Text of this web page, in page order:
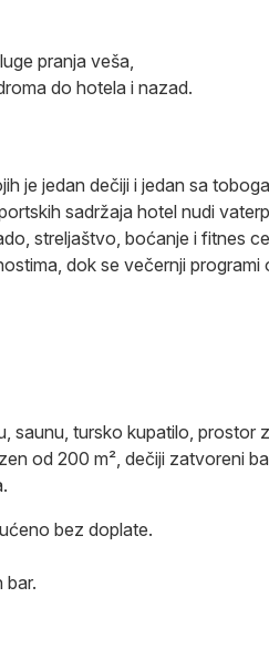
pranja veša,
do hotela i nazad.
je jedan dečiji i jedan sa
sadržaja hotel nudi
streljaštvo, boćanje i fitnes
dok se večernji programi
saunu, tursko kupatilo, prostor
od 200 m², dečiji zatvoreni
bez doplate.
bar.